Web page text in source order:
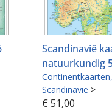
Scandinavië
natuurkundig
Continentkaarten
Scandinavië >
€ 51,00